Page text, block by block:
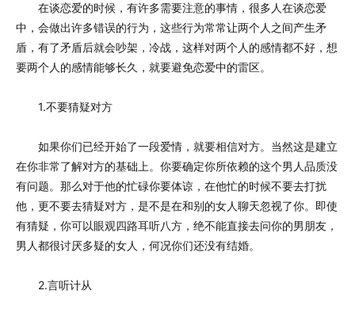
在谈恋爱的时候，有许多需要注意的事情，很多人在谈恋爱
中，会做出许多错误的行为，这些行为常常让两个人之间产生矛
盾，有了矛盾后就会吵架，冷战，这样对两个人的感情都不好，想
要两个人的感情能够长久，就要避免恋爱中的雷区。
1.不要猜疑对方
如果你们已经开始了一段爱情，就要相信对方。当然这是建立
在你非常了解对方的基础上。你要确定你所依赖的这个男人品质没
有问题。那么对于他的忙碌你要体谅，在他忙的时候不要去打扰
他，更不要去猜疑对方，是不是在和别的女人聊天忽视了你。即使
有猜疑，你可以眼观四路耳听八方，绝不能直接去问你的男朋友，
男人都很讨厌多疑的女人，何况你们还没有结婚。
2.言听计从